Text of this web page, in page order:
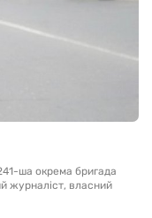
ша окрема бригада
журналіст, власний